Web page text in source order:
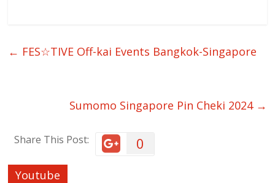
← FES☆TIVE Off-kai Events Bangkok-Singapore
Sumomo Singapore Pin Cheki 2024 →
Share This Post: 0
Youtube